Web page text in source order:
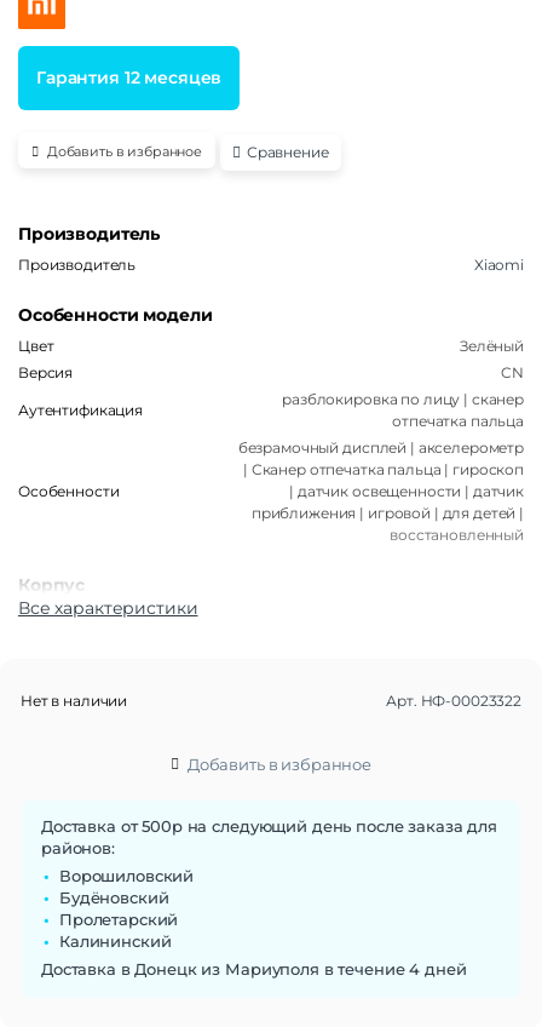
Гарантия 12 месяцев
Добавить в избранное Сравнение
Производитель
Производитель Xiaomi
Особенности модели
Цвет
Зелёный
Версия
CN
Аутентификация
разблокировка по лицу | сканер
отпечатка пальца
Особенности
безрамочный дисплей | акселерометр
| Сканер отпечатка пальца | гироскоп
| датчик освещенности | датчик
приближения | игровой | для детей |
восстановленный
Корпус
Материал корпуса
Операционная система
Операционная система
Функции памяти
Объем памяти
Слот для карты памяти
Все характеристики
Нет в наличии Арт. НФ-00023322
Добавить в избранное
Доставка от 500р на следующий день после заказа для
районов:
Ворошиловский
Будёновский
Пролетарский
Калининский
Доставка в Донецк из Мариуполя в течение 4 дней